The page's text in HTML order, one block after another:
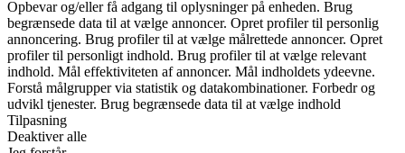
Opbevar og/eller få adgang til oplysninger på enheden. Brug
begrænsede data til at vælge annoncer. Opret profiler til personlig
annoncering. Brug profiler til at vælge målrettede annoncer. Opret
profiler til personligt indhold. Brug profiler til at vælge relevant
indhold. Mål effektiviteten af annoncer. Mål indholdets ydeevne.
Forstå målgrupper via statistik og datakombinationer. Forbedr og
udvikl tjenester. Brug begrænsede data til at vælge indhold
Tilpasning
Deaktiver alle